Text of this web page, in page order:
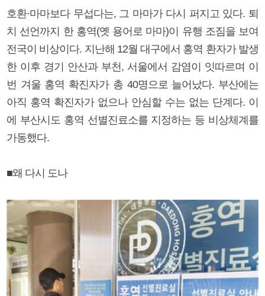
호환·마마보다 무섭다는, 그 마마가 다시 퍼지고 있다. 퇴
치 선언까지 한 홍역(옛 용어로 마마)이 유행 조짐을 보여
전국이 비상이다. 지난해 12월 대구에서 홍역 환자가 발생
한 이후 경기 안산과 부천, 서울에서 감염이 잇따르며 이
번 겨울 홍역 확진자가 총 40명으로 늘어났다. 부산에는
아직 홍역 확진자가 없으나 안심할 수는 없는 단계다. 이
에 부산시도 홍역 선별진료소를 지정하는 등 비상체계를
가동했다.
■왜 다시 도나